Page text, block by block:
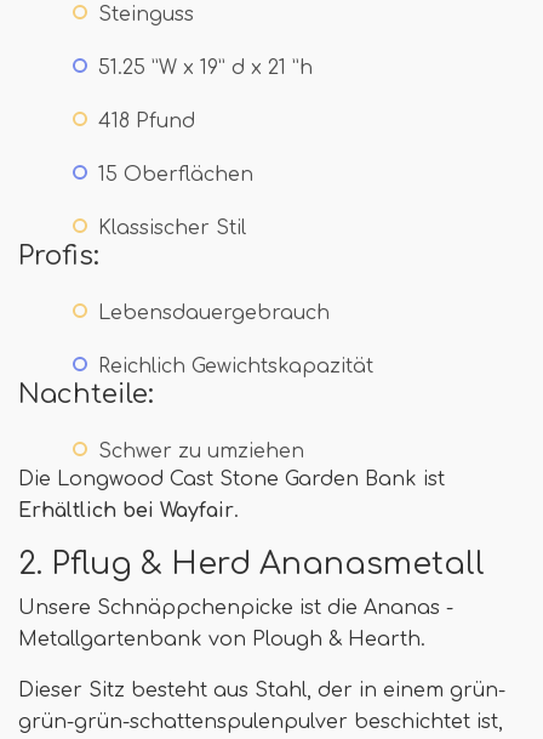
Steinguss
51.25 ”W x 19” d x 21 ”h
418 Pfund
15 Oberflächen
Klassischer Stil
Profis:
Lebensdauergebrauch
Reichlich Gewichtskapazität
Nachteile:
Schwer zu umziehen
Die Longwood Cast Stone Garden Bank ist
Erhältlich bei Wayfair.
2. Pflug & Herd Ananasmetall
Unsere Schnäppchenpicke ist die Ananas -
Metallgartenbank von Plough & Hearth.
Dieser Sitz besteht aus Stahl, der in einem grün-
grün-grün-schattenspulenpulver beschichtet ist,